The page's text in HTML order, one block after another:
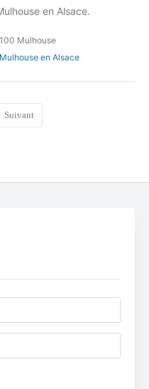
en Alsace.
Mulhouse
en Alsace
Suivant